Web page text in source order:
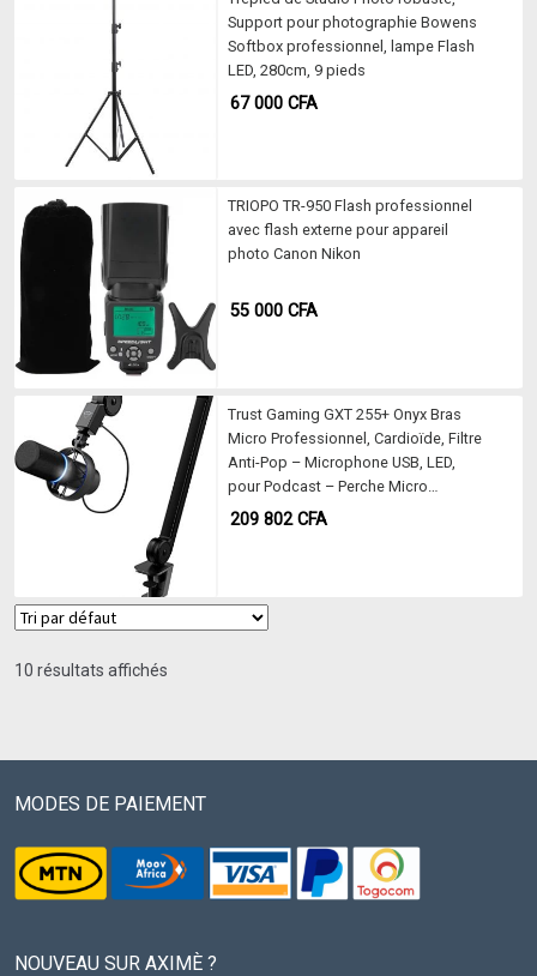
Support pour photographie Bowens
Softbox professionnel, lampe Flash
LED, 280cm, 9 pieds
67 000 CFA
TRIOPO TR-950 Flash professionnel
avec flash externe pour appareil
photo Canon Nikon
55 000 CFA
Trust Gaming GXT 255+ Onyx Bras
Micro Professionnel, Cardioïde, Filtre
Anti-Pop – Microphone USB, LED,
pour Podcast – Perche Micro
Articulé pour Stream, Youtubeur –
209 802CFA
10 résultats affichés
MODES DE PAIEMENT
NOUVEAU SUR AXIMÈ ?